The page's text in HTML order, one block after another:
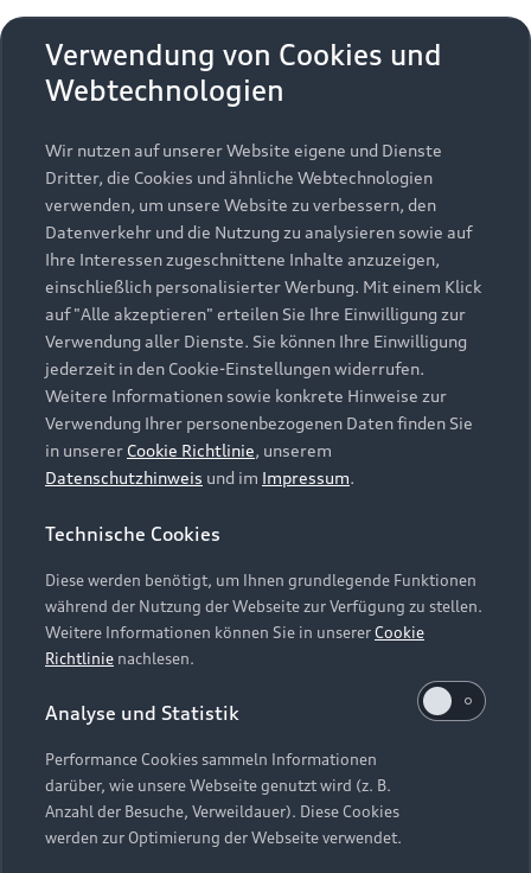
Zurück nach oben
Modelle
Alle Modelle
Modelle vergleichen
Elektromodelle
Plug-in-Hybride
Kaufen & leasen
Neuwagensuche
Gebrauchtwagensuche
Gebrauchtwagen
Finanzierung
Aktionen & Angebote
Geschäftskunden
Service & Zubehör
Saisonale Angebote
Audi Services
Garantie
Audi digital services
myAudi
Support
Kundenservice
Händlersuche
Audi Code
Online-Terminvereinbarung
Servicekontakt
Vertrag widerrufen
Über Audi
Unternehmen
Karriere
Investor Relations
Presse & Media Center
Datenschutz
Audi erleben
Newsletter
Impressum Rechtliches
Hinweisgebersystem
Datenschutzinformation
Cookie-Einstellungen
Cookie-Richtlinie
Barrierefreiheit
Hinweis: Die aktuelle Darstellung und Anordnung der
Embleme am Fahrzeug bei allen Abbildungen auf dieser
Webseite kann abweichen.
Verwendung von Cookies und
Webtechnologien
Wir nutzen auf unserer Website eigene und Dienste
Dritter, die Cookies und ähnliche Webtechnologien
verwenden, um unsere Website zu verbessern, den
Datenverkehr und die Nutzung zu analysieren sowie auf
Ihre Interessen zugeschnittene Inhalte anzuzeigen,
einschließlich personalisierter Werbung. Mit einem Klick
auf "Alle akzeptieren" erteilen Sie Ihre Einwilligung zur
Verwendung aller Dienste. Sie können Ihre Einwilligung
jederzeit in den Cookie-Einstellungen widerrufen.
Weitere Informationen sowie konkrete Hinweise zur
Verwendung Ihrer personenbezogenen Daten finden Sie
in unserer Cookie Richtlinie, unserem
Datenschutzhinweis und im Impressum.
Technische Cookies
Diese werden benötigt, um Ihnen grundlegende Funktionen
während der Nutzung der Webseite zur Verfügung zu stellen.
Weitere Informationen können Sie in unsererCookie
Richtlinie nachlesen.
Analyse und Statistik
Performance Cookies sammeln Informationen
darüber, wie unsere Webseite genutzt wird (z. B.
Anzahl der Besuche, Verweildauer). Diese Cookies
werden zur Optimierung der Webseite verwendet.